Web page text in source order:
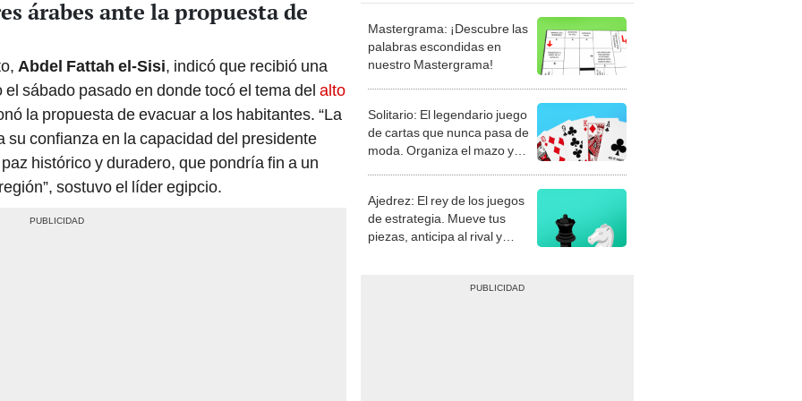
árabes ante la propuesta de
Abdel Fattah el-Sisi, indicó que recibió una
sábado pasado en donde tocó el tema del alto
la propuesta de evacuar a los habitantes. “La
confianza en la capacidad del presidente
histórico y duradero, que pondría fin a un
sostuvo el líder egipcio.
Mastergrama: ¡Descubre las
palabras escondidas en
nuestro Mastergrama!
Solitario: El legendario juego
de cartas que nunca pasa de
moda. Organiza el mazo y
Ajedrez: El rey de los juegos
de estrategia. Mueve tus
piezas, anticipa al rival y